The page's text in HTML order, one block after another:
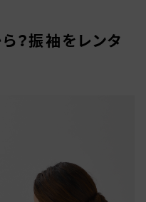
？振袖をレンタ